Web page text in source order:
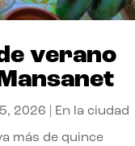
verano
2026 En la ciudad
más de quince